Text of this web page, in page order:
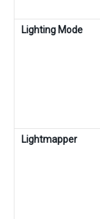
Lighting Mode
Lightmapper